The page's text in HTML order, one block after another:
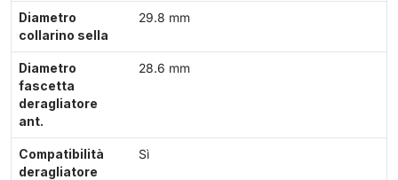
Diametro
collarino sella
29.8 mm
Diametro
fascetta
deragliatore
ant.
28.6 mm
Compatibilità
deragliatore
Sì